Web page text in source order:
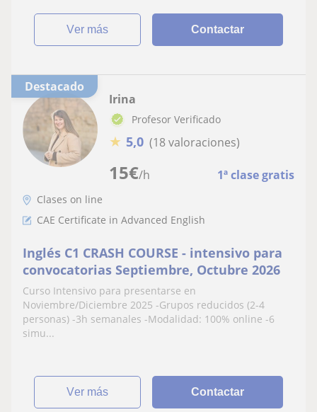
ver más Contactar
Destacado
15€/h 1ª clase gratis
Irina
Profesor Verificado
★ 5,0 (18 valoraciones)
Clases on line
CAE Certificate in Advanced English
Inglés C1 CRASH COURSE - intensivo para
convocatorias Septiembre, Octubre 2026
Curso Intensivo para presentarse en
Noviembre/Diciembre 2025 -Grupos reducidos (2-4
personas) -3h semanales -Modalidad: 100% online -6
simu...
ver más Contactar